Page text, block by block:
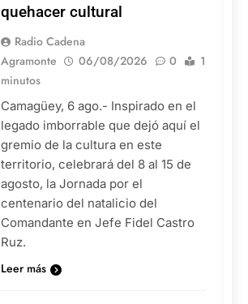
quehacer cultural
Radio Cadena
Agramonte
06/08/2026 0
1
minutos
Camagüey, 6 ago.- Inspirado en el
legado imborrable que dejó aquí el
gremio de la cultura en este
territorio, celebrará del 8 al 15 de
agosto, la Jornada por el
centenario del natalicio del
Comandante en Jefe Fidel Castro
Ruz.
Leer más